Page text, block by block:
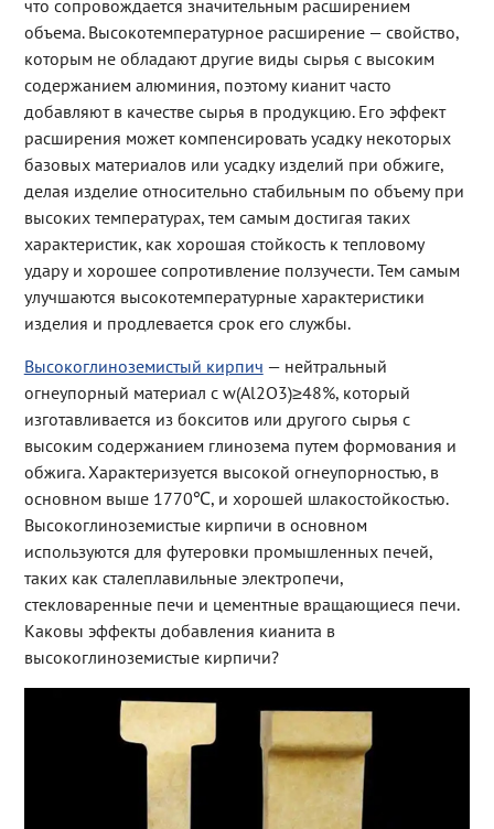
что сопровождается значительным расширением
объема. Высокотемпературное расширение — свойство,
которым не обладают другие виды сырья с высоким
содержанием алюминия, поэтому кианит часто
добавляют в качестве сырья в продукцию. Его эффект
расширения может компенсировать усадку некоторых
базовых материалов или усадку изделий при обжиге,
делая изделие относительно стабильным по объему при
высоких температурах, тем самым достигая таких
характеристик, как хорошая стойкость к тепловому
удару и хорошее сопротивление ползучести. Тем самым
улучшаются высокотемпературные характеристики
изделия и продлевается срок его службы.
Высокоглиноземистый кирпич — нейтральный
огнеупорный материал с w(Al2O3)≥48%, который
изготавливается из бокситов или другого сырья с
высоким содержанием глинозема путем формования и
обжига. Характеризуется высокой огнеупорностью, в
основном выше 1770℃, и хорошей шлакостойкостью.
Высокоглиноземистые кирпичи в основном
используются для футеровки промышленных печей,
таких как сталеплавильные электропечи,
стекловаренные печи и цементные вращающиеся печи.
Каковы эффекты добавления кианита в
высокоглиноземистые кирпичи?